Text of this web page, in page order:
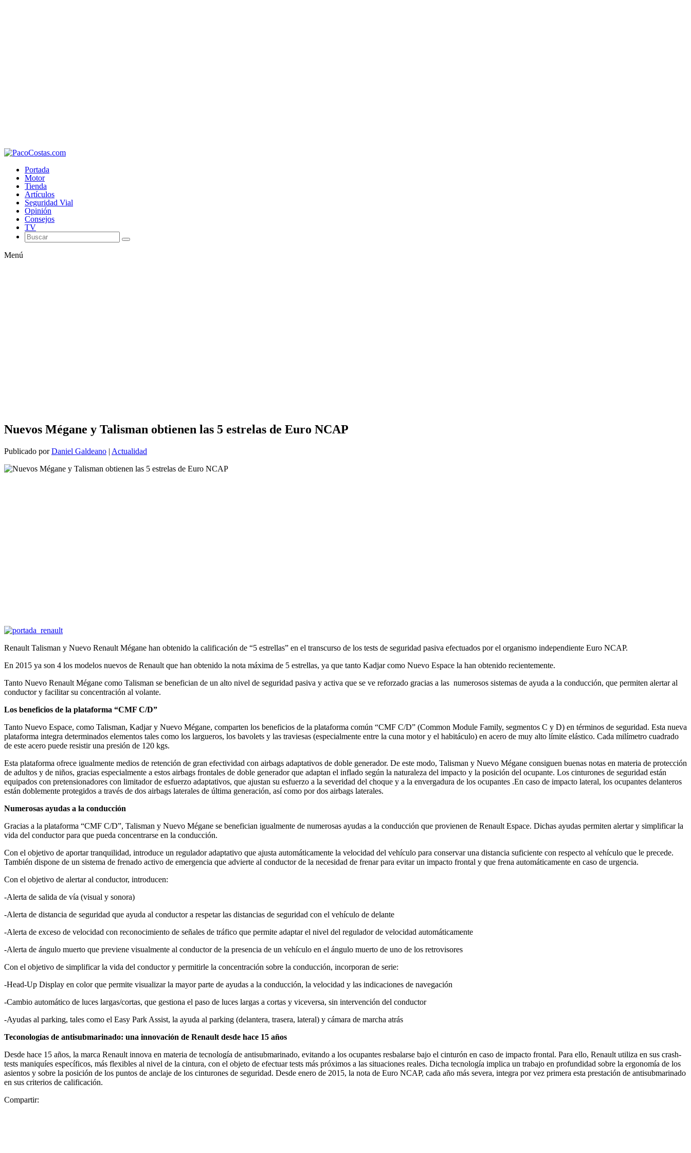
Portada
Motor
Tienda
Artículos
Seguridad Vial
Opinión
Consejos
TV
Menú
Nuevos Mégane y Talisman obtienen las 5 estrelas de Euro NCAP
Publicado porDaniel Galdeano | Actualidad
Renault Talisman y Nuevo Renault Mégane han obtenido la calificación de “5 estrellas” en el transcurso de los tests de seguridad pasiva efectuados por el organismo independiente Euro NCAP.
En 2015 ya son 4 los modelos nuevos de Renault que han obtenido la nota máxima de 5 estrellas, ya que tanto Kadjar como Nuevo Espace la han obtenido recientemente.
Tanto Nuevo Renault Mégane como Talisman se benefician de un alto nivel de seguridad pasiva y activa que se ve reforzado gracias a las numerosos sistemas de ayuda a la conducción, que permiten alertar al
conductor y facilitar su concentración al volante.
Los beneficios de la plataforma “CMF C/D”
Tanto Nuevo Espace, como Talisman, Kadjar y Nuevo Mégane, comparten los beneficios de la plataforma común “CMF C/D” (Common Module Family, segmentos C y D) en términos de seguridad. Esta nueva
plataforma integra determinados elementos tales como los largueros, los bavolets y las traviesas (especialmente entre la cuna motor y el habitáculo) en acero de muy alto límite elástico. Cada milímetro cuadrado
de este acero puede resistir una presión de 120 kgs.
Esta plataforma ofrece igualmente medios de retención de gran efectividad con airbags adaptativos de doble generador. De este modo, Talisman y Nuevo Mégane consiguen buenas notas en materia de protección
de adultos y de niños, gracias especialmente a estos airbags frontales de doble generador que adaptan el inflado según la naturaleza del impacto y la posición del ocupante. Los cinturones de seguridad están
equipados con pretensionadores con limitador de esfuerzo adaptativos, que ajustan su esfuerzo a la severidad del choque y a la envergadura de los ocupantes .En caso de impacto lateral, los ocupantes delanteros
están doblemente protegidos a través de dos airbags laterales de última generación, así como por dos airbags laterales.
Numerosas ayudas a la conducción
Gracias a la plataforma “CMF C/D”, Talisman y Nuevo Mégane se benefician igualmente de numerosas ayudas a la conducción que provienen de Renault Espace. Dichas ayudas permiten alertar y simplificar la
vida del conductor para que pueda concentrarse en la conducción.
Con el objetivo de aportar tranquilidad, introduce un regulador adaptativo que ajusta automáticamente la velocidad del vehículo para conservar una distancia suficiente con respecto al vehículo que le precede.
También dispone de un sistema de frenado activo de emergencia que advierte al conductor de la necesidad de frenar para evitar un impacto frontal y que frena automáticamente en caso de urgencia.
Con el objetivo de alertar al conductor, introducen:
-Alerta de salida de vía (visual y sonora)
-Alerta de distancia de seguridad que ayuda al conductor a respetar las distancias de seguridad con el vehículo de delante
-Alerta de exceso de velocidad con reconocimiento de señales de tráfico que permite adaptar el nivel del regulador de velocidad automáticamente
-Alerta de ángulo muerto que previene visualmente al conductor de la presencia de un vehículo en el ángulo muerto de uno de los retrovisores
Con el objetivo de simplificar la vida del conductor y permitirle la concentración sobre la conducción, incorporan de serie:
-Head-Up Display en color que permite visualizar la mayor parte de ayudas a la conducción, la velocidad y las indicaciones de navegación
-Cambio automático de luces largas/cortas, que gestiona el paso de luces largas a cortas y viceversa, sin intervención del conductor
-Ayudas al parking, tales como el Easy Park Assist, la ayuda al parking (delantera, trasera, lateral) y cámara de marcha atrás
Teconologías de antisubmarinado: una innovación de Renault desde hace 15 años
Desde hace 15 años, la marca Renault innova en materia de tecnología de antisubmarinado, evitando a los ocupantes resbalarse bajo el cinturón en caso de impacto frontal. Para ello, Renault utiliza en sus crash-
tests maniquíes específicos, más flexibles al nivel de la cintura, con el objeto de efectuar tests más próximos a las situaciones reales. Dicha tecnología implica un trabajo en profundidad sobre la ergonomía de los
asientos y sobre la posición de los puntos de anclaje de los cinturones de seguridad. Desde enero de 2015, la nota de Euro NCAP, cada año más severa, integra por vez primera esta prestación de antisubmarinado
en sus criterios de calificación.
Compartir: